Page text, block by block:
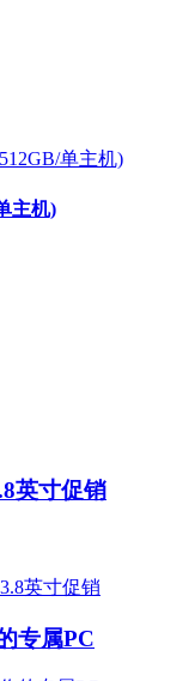
主机)
英寸促销
专属PC